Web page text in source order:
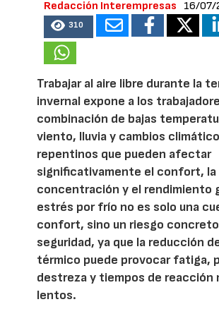
Redacción Interempresas 16/07/
310
Trabajar al aire libre durante la
invernal expone a los
combinación de bajas
viento, lluvia y cambios
repentinos que pueden afectar
significativamente el confort, la
concentración y el rendimiento
estrés por frío no es solo una
confort, sino un riesgo concreto
seguridad, ya que la reducción
térmico puede provocar fatiga,
destreza y tiempos de reacción
lentos.